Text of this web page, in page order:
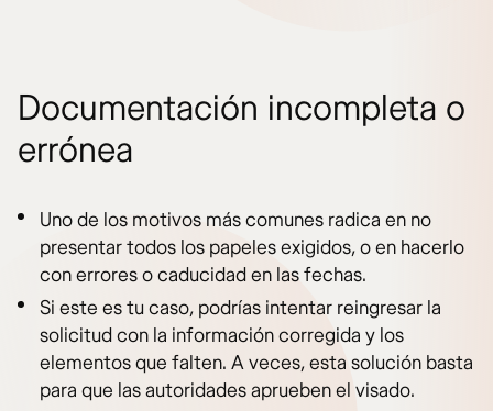
Documentación incompleta o
errónea
Uno de los motivos más comunes radica en no
presentar todos los papeles exigidos, o en hacerlo
con errores o caducidad en las fechas.
Si este es tu caso, podrías intentar reingresar la
solicitud con la información corregida y los
elementos que falten. A veces, esta solución basta
para que las autoridades aprueben el visado.